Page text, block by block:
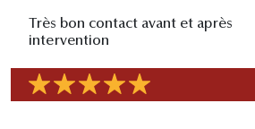
Très bon contact avant et après
intervention